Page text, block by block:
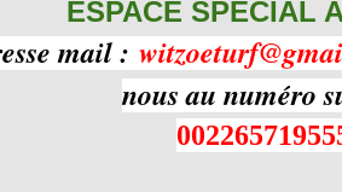
ESPACE SPECIAL
mail :
nous au numéro